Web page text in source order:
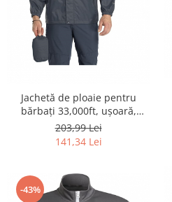
Jachetă de ploaie pentru
bărbați 33,000ft, ușoară,
impermeabilă, pliabilă,
bleumarin, S - OUTLET
203,99 Lei
141,34 Lei
-43%